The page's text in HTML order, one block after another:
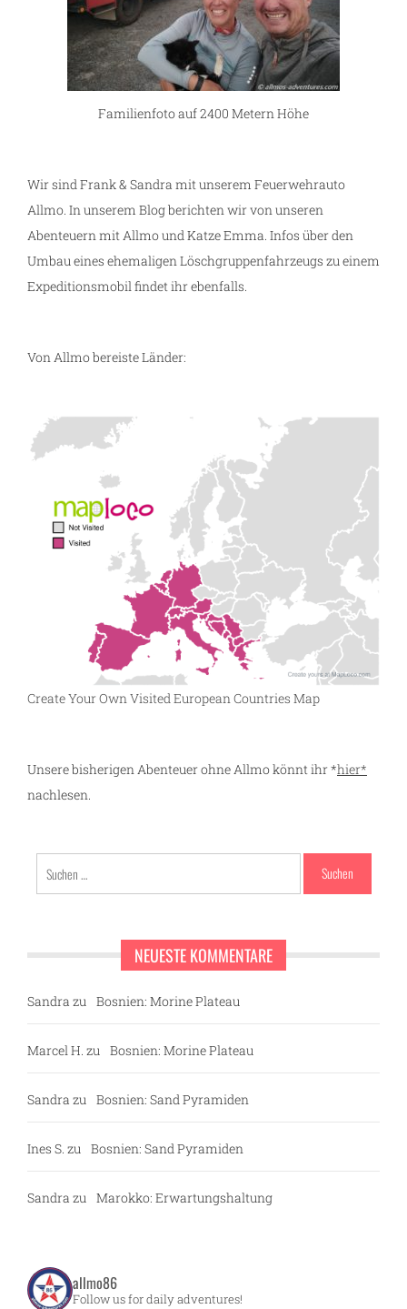
Familienfoto auf 2400 Metern Höhe
Wir sind Frank & Sandra mit unserem Feuerwehrauto
Allmo. In unserem Blog berichten wir von unseren
Abenteuern mit Allmo und Katze Emma. Infos über den
Umbau eines ehemaligen Löschgruppenfahrzeugs zu einem
Expeditionsmobil findet ihr ebenfalls.
Von Allmo bereiste Länder:
Create Your Own Visited European Countries Map
Unsere bisherigen Abenteuer ohne Allmo könnt ihr *hier*
nachlesen.
nach:
NEUESTE KOMMENTARE
Sandra zu Bosnien: Morine Plateau
Marcel H. zu Bosnien: Morine Plateau
Sandra zu Bosnien: Sand Pyramiden
Ines S. zu Bosnien: Sand Pyramiden
Sandra zu Marokko: Erwartungshaltung
allmo86
Follow us for daily adventures!